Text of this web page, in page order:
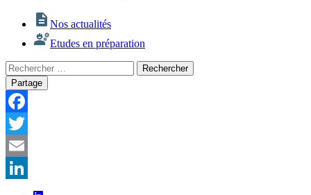
Nos actualités
Etudes en préparation
Rechercher
:
Rechercher
Partage
Facebook
Twitter
Email
LinkedIn